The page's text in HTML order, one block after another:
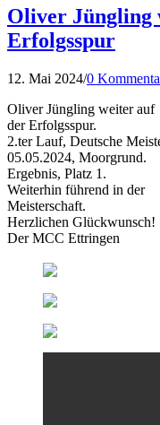
Oliver Jüngling
Erfolgsspur
12. Mai 2024/0
Oliver Jüngling weiter auf
der Erfolgsspur.
2.ter Lauf, Deutsche
05.05.2024, Moorgrund.
Ergebnis, Platz 1.
Weiterhin führend in der
Meisterschaft.
Herzlichen Glückwunsch!
Der MCC Ettringen